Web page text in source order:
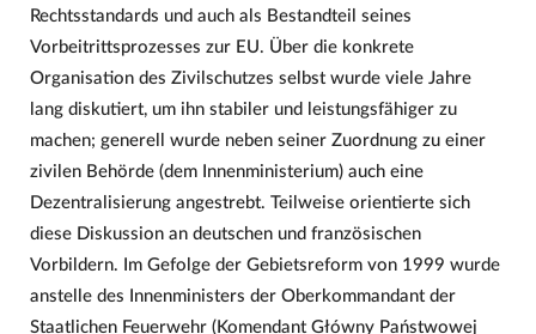
Rechtsstandards und auch als Bestandteil seines
Vorbeitrittsprozesses zur EU. Über die konkrete
Organisation des Zivilschutzes selbst wurde viele Jahre
lang diskutiert, um ihn stabiler und leistungsfähiger zu
machen; generell wurde neben seiner Zuordnung zu einer
zivilen Behörde (dem Innenministerium) auch eine
Dezentralisierung angestrebt. Teilweise orientierte sich
diese Diskussion an deutschen und französischen
Vorbildern. Im Gefolge der Gebietsreform von 1999 wurde
anstelle des Innenministers der Oberkommandant der
Staatlichen Feuerwehr (Komendant Główny Państwowej